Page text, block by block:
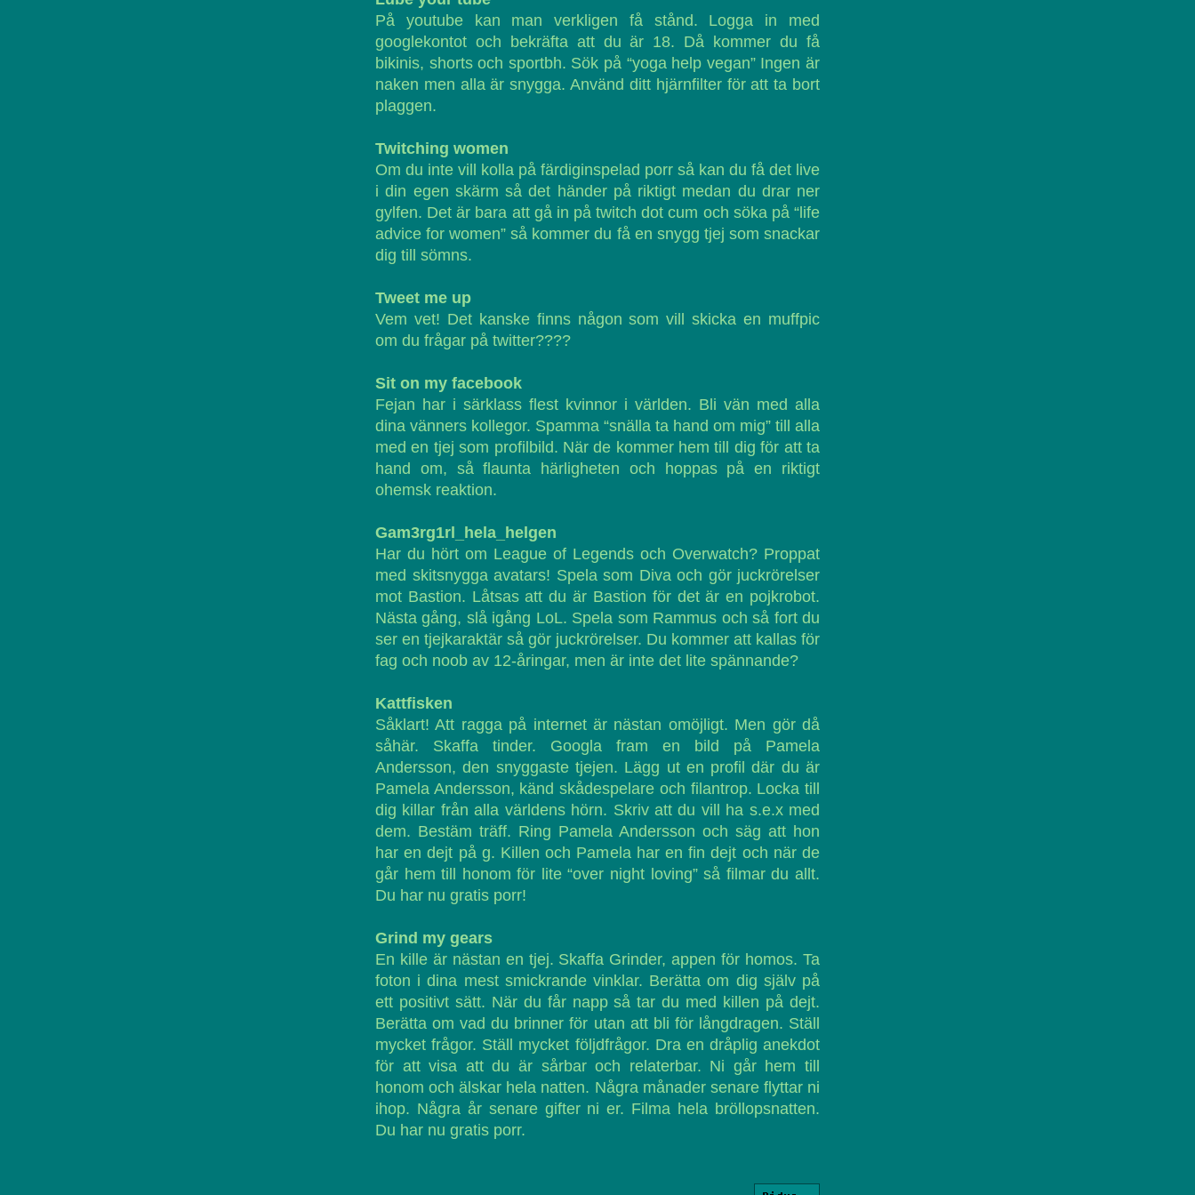
På youtube kan man verkligen få stånd. Logga in med
googlekontot och bekräfta att du är 18. Då kommer du få
bikinis, shorts och sportbh. Sök på “yoga help vegan” Ingen är
naken men alla är snygga. Använd ditt hjärnfilter för att ta bort
plaggen.
Twitching women
Om du inte vill kolla på färdiginspelad porr så kan du få det live
i din egen skärm så det händer på riktigt medan du drar ner
gylfen. Det är bara att gå in på twitch dot cum och söka på “life
advice for women” så kommer du få en snygg tjej som snackar
dig till sömns.
Tweet me up
Vem vet! Det kanske finns någon som vill skicka en muffpic
om du frågar på twitter????
Sit on my facebook
Fejan har i särklass flest kvinnor i världen. Bli vän med alla
dina vänners kollegor. Spamma “snälla ta hand om mig” till alla
med en tjej som profilbild. När de kommer hem till dig för att ta
hand om, så flaunta härligheten och hoppas på en riktigt
ohemsk reaktion.
Gam3rg1rl_hela_helgen
Har du hört om League of Legends och Overwatch? Proppat
med skitsnygga avatars! Spela som Diva och gör juckrörelser
mot Bastion. Låtsas att du är Bastion för det är en pojkrobot.
Nästa gång, slå igång LoL. Spela som Rammus och så fort du
ser en tjejkaraktär så gör juckrörelser. Du kommer att kallas för
fag och noob av 12-åringar, men är inte det lite spännande?
Kattfisken
Såklart! Att ragga på internet är nästan omöjligt. Men gör då
såhär. Skaffa tinder. Googla fram en bild på Pamela
Andersson, den snyggaste tjejen. Lägg ut en profil där du är
Pamela Andersson, känd skådespelare och filantrop. Locka till
dig killar från alla världens hörn. Skriv att du vill ha s.e.x med
dem. Bestäm träff. Ring Pamela Andersson och säg att hon
har en dejt på g. Killen och Pamela har en fin dejt och när de
går hem till honom för lite “over night loving” så filmar du allt.
Du har nu gratis porr!
Grind my gears
En kille är nästan en tjej. Skaffa Grinder, appen för homos. Ta
foton i dina mest smickrande vinklar. Berätta om dig själv på
ett positivt sätt. När du får napp så tar du med killen på dejt.
Berätta om vad du brinner för utan att bli för långdragen. Ställ
mycket frågor. Ställ mycket följdfrågor. Dra en dråplig anekdot
för att visa att du är sårbar och relaterbar. Ni går hem till
honom och älskar hela natten. Några månader senare flyttar ni
ihop. Några år senare gifter ni er. Filma hela bröllopsnatten.
Du har nu gratis porr.